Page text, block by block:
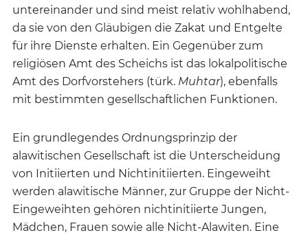
untereinander und sind meist relativ wohlhabend,
da sie von den Gläubigen die Zakat und Entgelte
für ihre Dienste erhalten. Ein Gegenüber zum
religiösen Amt des Scheichs ist das lokalpolitische
Amt des Dorfvorstehers (türk. Muhtar), ebenfalls
mit bestimmten gesellschaftlichen Funktionen.
Ein grundlegendes Ordnungsprinzip der
alawitischen Gesellschaft ist die Unterscheidung
von Initiierten und Nichtinitiierten. Eingeweiht
werden alawitische Männer, zur Gruppe der Nicht-
Eingeweihten gehören nichtinitiierte Jungen,
Mädchen, Frauen sowie alle Nicht-Alawiten. Eine